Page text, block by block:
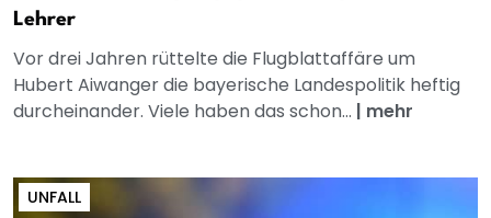
Lehrer
Vor drei Jahren rüttelte die Flugblattaffäre um
Hubert Aiwanger die bayerische Landespolitik heftig
durcheinander. Viele haben das schon... | mehr
UNFALL